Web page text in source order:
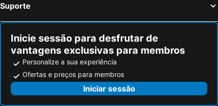
Suporte
Inicie sessão para desfrutar de
vantagens exclusivas para membros
Personalize a sua experiência
Ofertas e preços para membros
Iniciar sessão